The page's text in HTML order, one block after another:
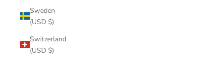
Sweden
(USD $)
Switzerland
(USD $)